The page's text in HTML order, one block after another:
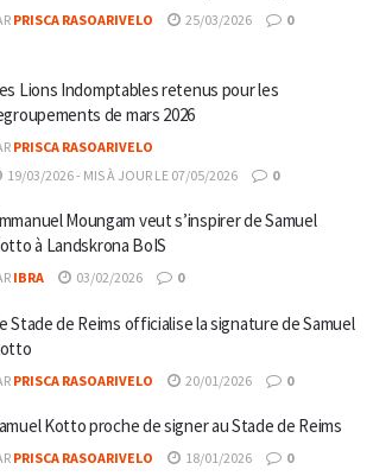
PRISCA RASOARIVELO 25/03/2026 0
Lions Indomptables retenus pour les
de mars 2026
PRISCA RASOARIVELO
19/03/2026 - MIS À JOUR LE 07/05/2026
0
Moungam veut s’inspirer de Samuel
à Landskrona BoIS
IBRA 03/02/2026 0
Stade de Reims officialise la signature de Samuel
PRISCA RASOARIVELO 20/01/2026 0
Kotto proche de signer au Stade de Reims
PRISCA RASOARIVELO 18/01/2026 0